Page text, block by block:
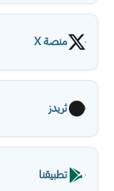
منصة X
ثريدز
تطبيقنا